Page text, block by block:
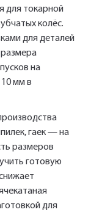
для токарной
колёс.
для деталей
на
мм в
гаек — на
размеров
готовую
для